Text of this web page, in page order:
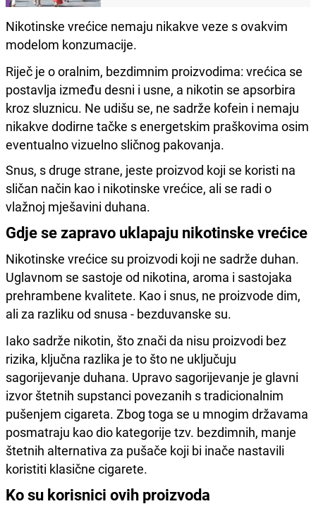
Nikotinske vrećice nemaju nikakve veze s ovakvim
modelom konzumacije.
Riječ je o oralnim, bezdimnim proizvodima: vrećica se
postavlja između desni i usne, a nikotin se apsorbira
kroz sluznicu. Ne udišu se, ne sadrže kofein i nemaju
nikakve dodirne tačke s energetskim praškovima osim
eventualno vizuelno sličnog pakovanja.
Snus, s druge strane, jeste proizvod koji se koristi na
sličan način kao i nikotinske vrećice, ali se radi o
vlažnoj mješavini duhana.
Gdje se zapravo uklapaju nikotinske vrećice
Nikotinske vrećice su proizvodi koji ne sadrže duhan.
Uglavnom se sastoje od nikotina, aroma i sastojaka
prehrambene kvalitete. Kao i snus, ne proizvode dim,
ali za razliku od snusa - bezduvanske su.
Iako sadrže nikotin, što znači da nisu proizvodi bez
rizika, ključna razlika je to što ne uključuju
sagorijevanje duhana. Upravo sagorijevanje je glavni
izvor štetnih supstanci povezanih s tradicionalnim
pušenjem cigareta. Zbog toga se u mnogim državama
posmatraju kao dio kategorije tzv. bezdimnih, manje
štetnih alternativa za pušače koji bi inače nastavili
koristiti klasične cigarete.
Ko su korisnici ovih proizvoda